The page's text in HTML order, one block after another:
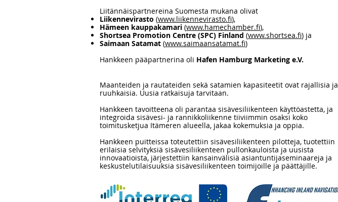
Liitännäispartnereina Suomesta mukana olivat
Liikennevirasto (www.liikennevirasto.fi),
Hämeen kauppakamari (www.hamechamber.fi),
Shortsea Promotion Centre (SPC) Finland (www.shortsea.fi) ja
Saimaan Satamat (www.saimaansatamat.fi)
Hankkeen pääpartnerina oli Hafen Hamburg Marketing e.V.
Maanteiden ja rautateiden sekä satamien kapasiteetit ovat rajallisia ja
ruuhkaisia. Uusia ratkaisuja tarvitaan.
Hankkeen tavoitteena oli parantaa sisävesiliikenteen käyttöastetta, ja
integroida sisävesi- ja rannikkoliikenne tiiviimmin osaksi koko
toimitusketjua Itämeren alueella, jakaa kokemuksia ja oppia.
Hankkeen puitteissa toteutettiin sisävesiliikenteen pilotteja, tuotettiin
erilaisia selvityksiä sisävesiliikenteen pullonkauloista ja uusista
innovaatioista, järjestettiin kansainvälisiä asiantuntijaseminaareja ja
keskustelutilaisuuksia sisävesiliikenteen toimijoille ja päättäjille.